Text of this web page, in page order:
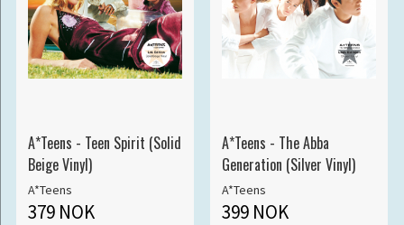
A*Teens - Teen Spirit (Solid
Beige Vinyl)
A*Teens
379 NOK
A*Teens - The Abba
Generation (Silver Vinyl)
A*Teens
399 NOK